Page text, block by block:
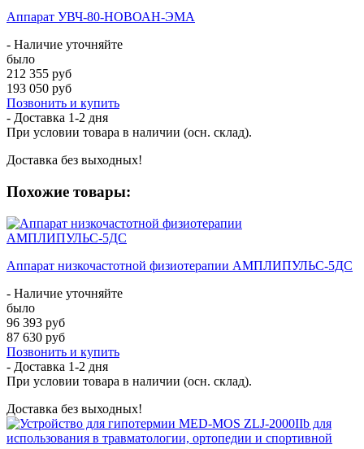
Аппарат УВЧ-80-НОВОАН-ЭМА
- Наличие уточняйте
было
212 355 руб
193 050 руб
Позвонить и купить
- Доставка 1-2 дня
При условии товара в наличии (осн. склад).
Доставка без выходных!
Похожие товары:
Аппарат низкочастотной физиотерапии АМПЛИПУЛЬС-5ДС
- Наличие уточняйте
было
96 393 руб
87 630 руб
Позвонить и купить
- Доставка 1-2 дня
При условии товара в наличии (осн. склад).
Доставка без выходных!